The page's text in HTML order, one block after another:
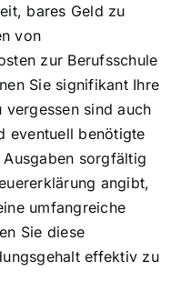
bares Geld zu
von
zur Berufsschule
Sie signifikant Ihre
vergessen sind auch
eventuell benötigte
sorgfältig
angibt,
umfangreiche
Sie diese
effektiv zu